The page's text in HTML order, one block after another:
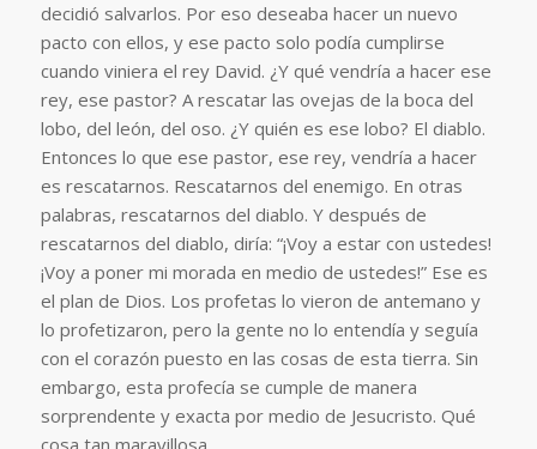
decidió salvarlos. Por eso deseaba hacer un nuevo
pacto con ellos, y ese pacto solo podía cumplirse
cuando viniera el rey David. ¿Y qué vendría a hacer ese
rey, ese pastor? A rescatar las ovejas de la boca del
lobo, del león, del oso. ¿Y quién es ese lobo? El diablo.
Entonces lo que ese pastor, ese rey, vendría a hacer
es rescatarnos. Rescatarnos del enemigo. En otras
palabras, rescatarnos del diablo. Y después de
rescatarnos del diablo, diría: “¡Voy a estar con ustedes!
¡Voy a poner mi morada en medio de ustedes!” Ese es
el plan de Dios. Los profetas lo vieron de antemano y
lo profetizaron, pero la gente no lo entendía y seguía
con el corazón puesto en las cosas de esta tierra. Sin
embargo, esta profecía se cumple de manera
sorprendente y exacta por medio de Jesucristo. Qué